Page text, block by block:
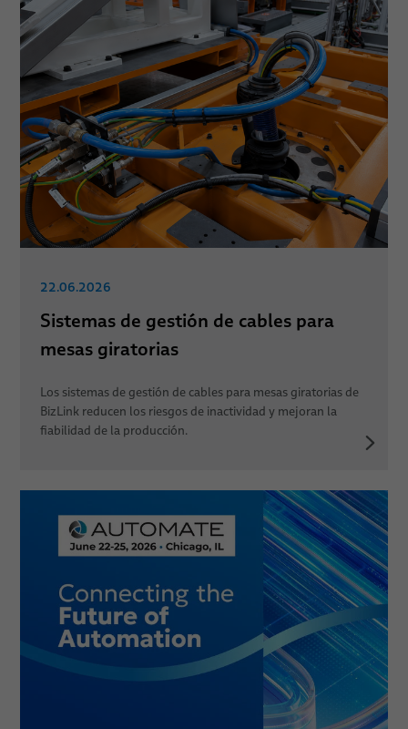
22.06.2026
Sistemas de gestión de cables para
mesas giratorias
Los sistemas de gestión de cables para mesas giratorias de
BizLink reducen los riesgos de inactividad y mejoran la
fiabilidad de la producción.